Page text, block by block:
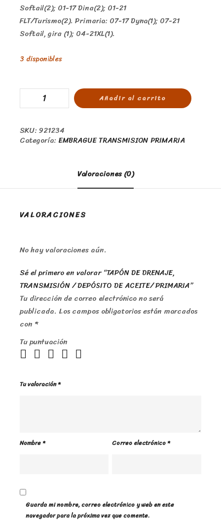
Softail(2); 01-17 Dina(2); 01-21
FLT/Turismo(2). Primaria: 07-17 Dyna(1); 07-21
Softail, gira (1); 04-21XL(1).
3 disponibles
Añadir al carrito
SKU:921234
Categoría: EMBRAGUE TRANSMISION PRIMARIA
Valoraciones (0)
VALORACIONES
No hay valoraciones aún.
Sé el primero en valorar “TAPÓN DE DRENAJE,
TRANSMISIÓN / DEPÓSITO DE ACEITE/ PRIMARIA”
Tu dirección de correo electrónico no será
publicada. Los campos obligatorios están marcados
con *
Tu puntuación
Tu valoración*
Nombre* Correo electrónico*
Guarda mi nombre, correo electrónico y web en este
navegador para la próxima vez que comente.